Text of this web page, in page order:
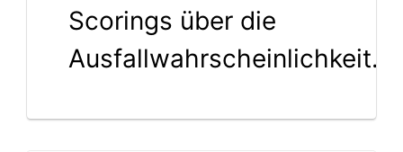
Scorings über die
Ausfallwahrscheinlichkeit.